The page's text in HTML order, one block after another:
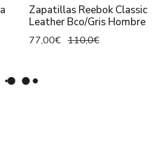
Zapatillas Reebok Classic
Leather Bco/Gris Hombre
77,00€ 110,0€